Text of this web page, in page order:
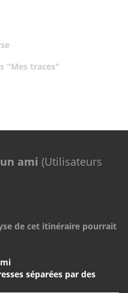
"Mes traces"
ami (Utilisateurs
de cet itinéraire pourrait
séparées par des